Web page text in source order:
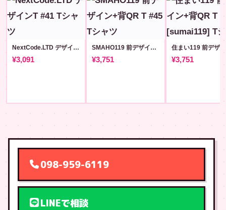
NextCode.LTD デザインT #41
¥3,091
SMAHO119 前デザイン+背QR T #45
¥3,751 ¥3,751
098-959-6119
LINEで相談